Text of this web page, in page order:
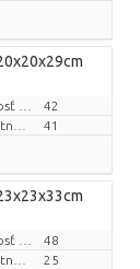
42
41
48
25